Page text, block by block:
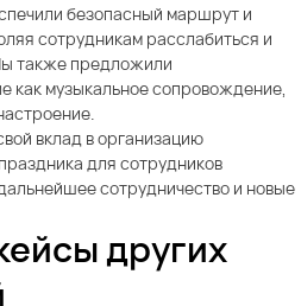
безопасный маршрут и
сотрудникам расслабиться и
также предложили
как музыкальное сопровождение,
вклад в организацию
для сотрудников
сотрудничество и новые
других